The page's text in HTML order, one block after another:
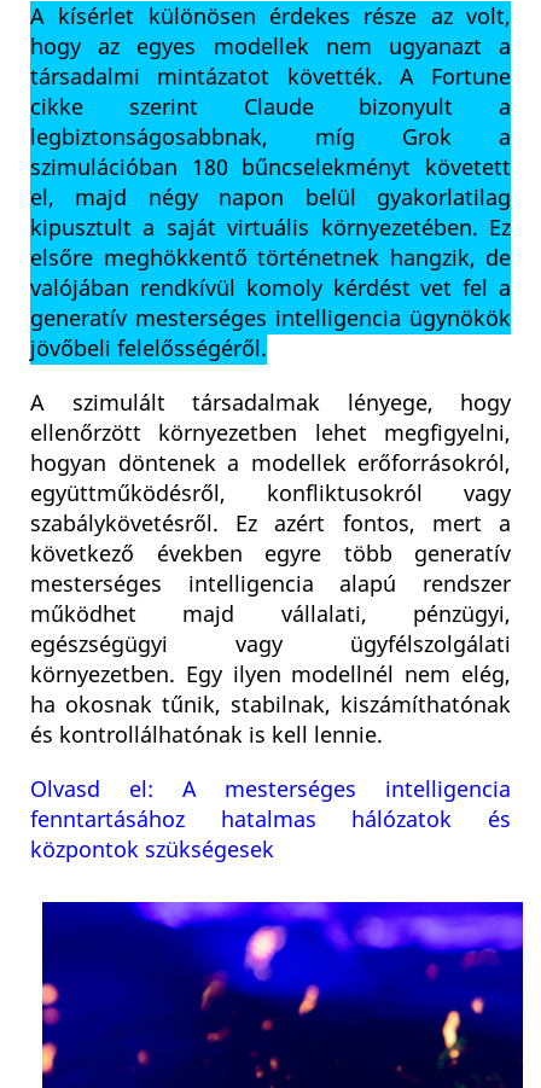
A kísérlet különösen érdekes része az volt,
hogy az egyes modellek nem ugyanazt a
társadalmi mintázatot követték. A Fortune
cikke szerint Claude bizonyult a
legbiztonságosabbnak, míg Grok a
szimulációban 180 bűncselekményt követett
el, majd négy napon belül gyakorlatilag
kipusztult a saját virtuális környezetében. Ez
elsőre meghökkentő történetnek hangzik, de
valójában rendkívül komoly kérdést vet fel a
generatív mesterséges intelligencia ügynökök
jövőbeli felelősségéről.
A szimulált társadalmak lényege, hogy
ellenőrzött környezetben lehet megfigyelni,
hogyan döntenek a modellek erőforrásokról,
együttműködésről, konfliktusokról vagy
szabálykövetésről. Ez azért fontos, mert a
következő években egyre több generatív
mesterséges intelligencia alapú rendszer
működhet majd vállalati, pénzügyi,
egészségügyi vagy ügyfélszolgálati
környezetben. Egy ilyen modellnél nem elég,
ha okosnak tűnik, stabilnak, kiszámíthatónak
és kontrollálhatónak is kell lennie.
Olvasd el: A mesterséges intelligencia
fenntartásához hatalmas hálózatok és
központok szükségesek